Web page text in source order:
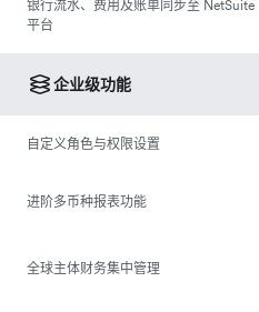
银行流水、费用及账单同步至 NetSuite
平台
企业级功能
自定义角色与权限设置
进阶多币种报表功能
全球主体财务集中管理